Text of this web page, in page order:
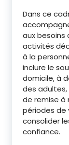
Dans ce
aux besoins
activités
à la
inclure le
domicile, à
des adultes,
de remise à
périodes de
consolider
confiance.